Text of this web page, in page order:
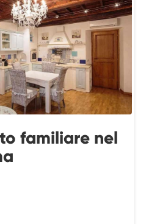
familiare nel